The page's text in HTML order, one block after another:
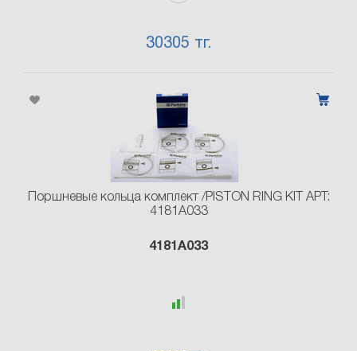
30305 тг.
Поршневые кольца комплект /PISTON RING KIT АРТ:
4181A033
4181A033